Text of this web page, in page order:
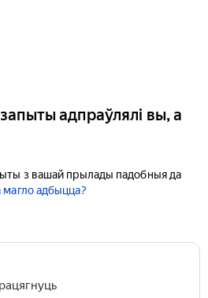
адпраўлялі вы, а
з вашай прылады падобныя да
магло адбыцца?